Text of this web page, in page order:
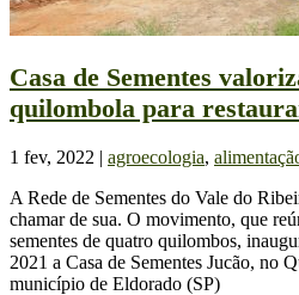
Casa de Sementes
quilombola para
1 fev, 2022 | agroecologia,
A Rede de Sementes do Vale do
chamar de sua. O movimento, que
sementes de quatro quilombos,
2021 a Casa de Sementes Jucão, no
município de Eldorado (SP)